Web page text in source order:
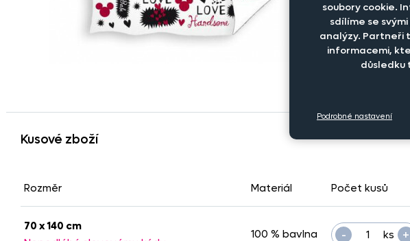
Kusové zboží
Rozměr Materiál Počet kusů
70 x 140 cm
100 % bavlna ks +
-
soubory cookie.
sdílíme se
analýzy. Partneři
informacemi,
důsledku
Podrobné nastavení